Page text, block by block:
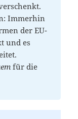
Immerhin
der EU-
und es
für die